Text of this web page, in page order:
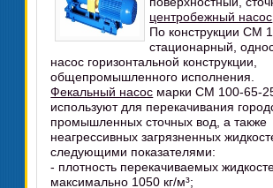
центробежный насос
По конструкции СМ
стационарный,
насос горизонтальной конструкции,
общепромышленного исполнения.
Фекальный насос марки СМ 100-65-
используют для перекачивания
промышленных сточных вод, а также
неагрессивных загрязненных
следующими показателями:
- плотность перекачиваемых
максимально 1050 кг/м³;